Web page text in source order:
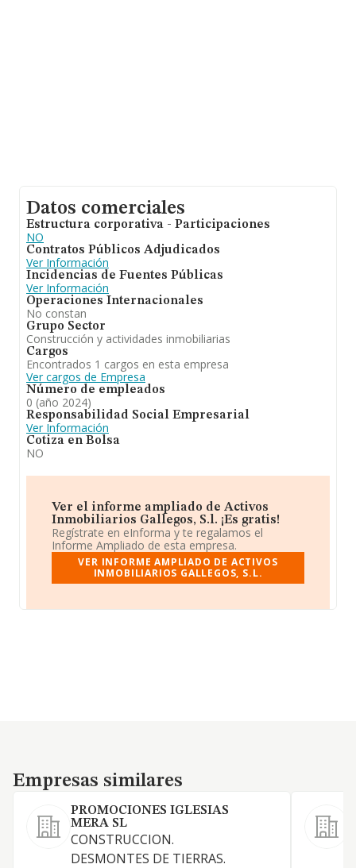
Datos comerciales
Estructura corporativa - Participaciones
NO
Contratos Públicos Adjudicados
Ver Información
Incidencias de Fuentes Públicas
Ver Información
Operaciones Internacionales
No constan
Grupo Sector
Construcción y actividades inmobiliarias
Cargos
Encontrados 1 cargos en esta empresa
Ver cargos de Empresa
Número de empleados
0 (año 2024)
Responsabilidad Social Empresarial
Ver Información
Cotiza en Bolsa
NO
Ver el informe ampliado de Activos
Inmobiliarios Gallegos, S.l. ¡Es gratis!
Regístrate en eInforma y te regalamos el
Informe Ampliado de esta empresa.
VER INFORME AMPLIADO DE ACTIVOS
INMOBILIARIOS GALLEGOS, S.L.
Empresas similares
Empresas similares
PROMOCIONES IGLESIAS
MERA SL
CONSTRUCCION.
DESMONTES DE TIERRAS.